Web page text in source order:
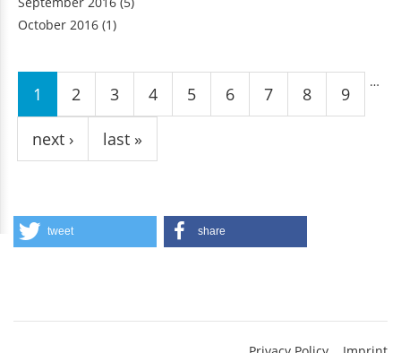
October 2016 (1)
Pages
1 2 3 4 5 6 7 8 9
…
next › last »
tweet share